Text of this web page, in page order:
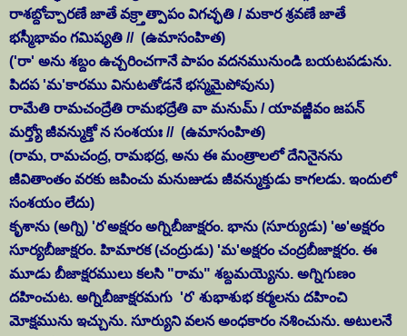
రాశబ్దోచ్చారణే జాతే వక్ర్తాత్పాపం విగచ్ఛతి / మకార శ్రవణే జాతే
భస్మీభావం గమిష్యతి // (ఉమాసంహిత)
('రా' అను శబ్దం ఉచ్చరించగానే పాపం వదనమునుండి బయటపడును.
పిదప 'మ'కారము వినుటతోడనే భస్మమైపోవును)
రామేతి రామచంద్రేతి రామభద్రేతి వా మనుమ్ / యావజ్జీవం జపన్
మర్త్యో జీవన్ముక్తో న సంశయః // (ఉమాసంహిత)
(రామ, రామచంద్ర, రామభద్ర, అను ఈ మంత్రాలలో దేనినైనను
జీవితాంతం వరకు జపించు మనుజుడు జీవన్ముక్తుడు కాగలడు. ఇందులో
సంశయం లేదు)
కృశాను (అగ్ని) 'ర'అక్షరం అగ్నిబీజాక్షరం. భాను (సూర్యుడు) 'అ'అక్షరం
సూర్యబీజాక్షరం. హిమారక (చంద్రుడు) 'మ'అక్షరం చంద్రబీజాక్షరం. ఈ
మూడు బీజాక్షరములు కలసి "రామ" శబ్దమయ్యెను. అగ్నిగుణం
దహించుట. అగ్నిబీజాక్షరమగు 'ర' శుభాశుభ కర్మలను దహించి
మోక్షమును ఇచ్చును. సూర్యుని వలన అంధకారం నశించును. అటులనే